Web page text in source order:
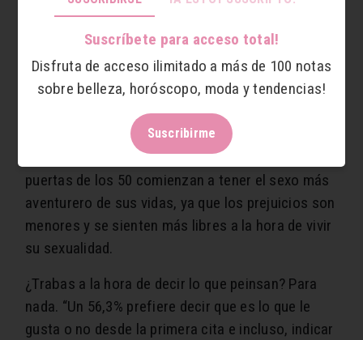
Según un estudio realizado por la aplicación de
citas OurTime, un 57,1% de los solteros que
pertenecen a la generación ‘Silver’ se sienten
sexys, ya que han tenido más tiempo de conocer
su cuerpo, aceptarlo y sentirse orgullosos de él.
¡Fuera complejos y arriba el autoestima!
Los llamados ‘singles’ a medida que entran a la
puertas de los 50 comienzan a tener el sexo más
aventurero de sus vidas, ya que los prejuicios son
menores y se sienten más libres a la hora de vivir
su sexualidad.
¿Trabas a la hora de decir lo que peinsan? Para
nada. “Un 56,3% prefiere decir que es lo que le
gusta o no desde la primera cita e incluso, indicar
Suscríbete para acceso total!
Disfruta de acceso ilimitado a más de 100 notas
sobre belleza, horóscopo, moda y tendencias!
Suscribirme